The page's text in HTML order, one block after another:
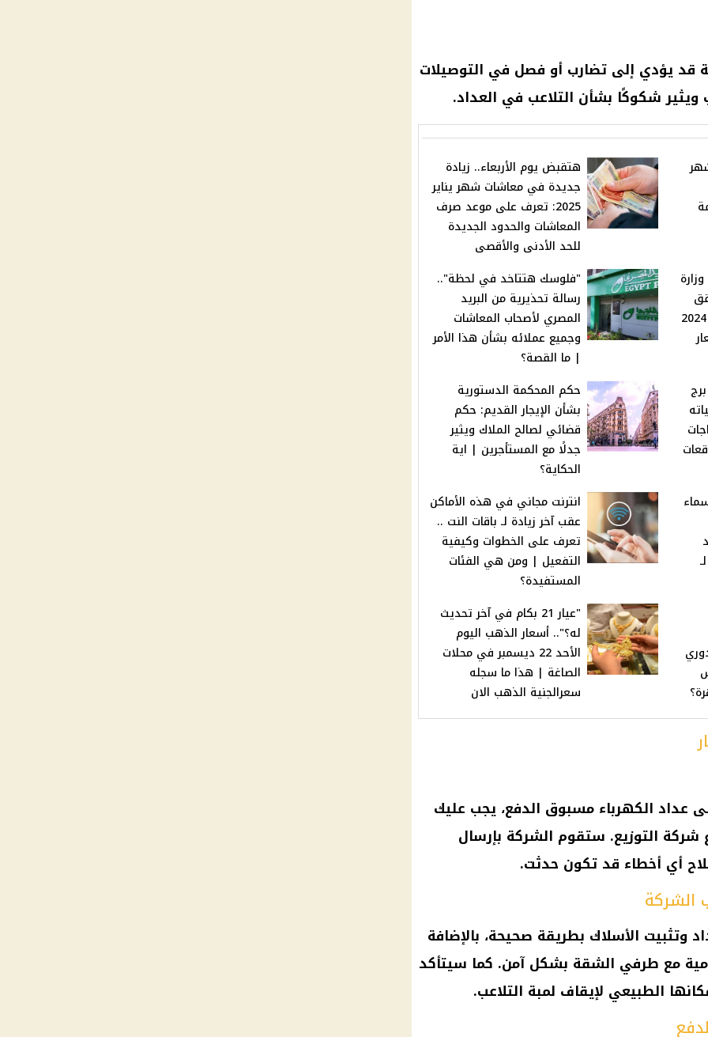
قد يؤدي إلى تضارب أو فصل في التوصيلات
ويثير شكوكًا بشأن التلاعب في العداد.
هتقبض يوم الأربعاء.. زيادة
جديدة في معاشات شهر يناير
2025: تعرف على موعد صرف
المعاشات والحدود الجديدة
للحد الأدنى والأقصى
دار مصر حتى 26 ديسمبر 2024
"فلوسك هتتاخد في لحظة"..
رسالة تحذيرية من البريد
المصري لأصحاب المعاشات
وجميع عملائه بشأن هذا الأمر
| ما القصة؟
حكم المحكمة الدستورية
بشأن الإيجار القديم: حكم
قضائي لصالح الملاك ويثير
جدلًا مع المستأجرين | اية
الحكاية؟
انترنت مجاني في هذه الأماكن
عقب آخر زيادة لـ باقات النت ..
تعرف على الخطوات وكيفية
التفعيل | ومن هي الفئات
المستفيدة؟
"عيار 21 بكام في آخر تحديث
له؟".. أسعار الذهب اليوم
الأحد 22 ديسمبر في محلات
الصاغة | هذا ما سجله
سعرالجنية الذهب الان
عداد الكهرباء مسبوق الدفع، يجب عليك
على الرقم 121 لإبلاغ شركة التوزيع. ستقوم الشركة بإرسال
أي أخطاء قد تكون حدثت.
الشركة
الأسلاك بطريقة صحيحة، بالإضافة
مع طرفي الشقة بشكل آمن. كما سيتأكد
الطبيعي لإيقاف لمبة التلاعب.